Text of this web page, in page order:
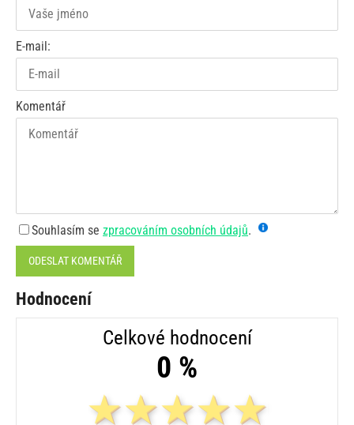
E-mail:
Komentář
Souhlasím se zpracováním osobních údajů.
ODESLAT KOMENTÁŘ
Hodnocení
Celkové hodnocení
0 %